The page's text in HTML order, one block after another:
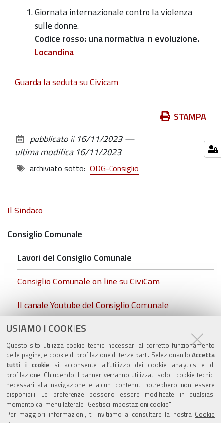
USIAMO I COOKIES
Questo sito utilizza cookie tecnici necessari al corretto funzionamento
delle pagine, e cookie di profilazione di terze parti. Selezionando Accetta
tutti i cookiesi acconsente all’utilizzo dei cookie analytics e di
profilazione. Chiudendo il banner verranno utilizzati solo i cookie tecnici
necessari alla navigazione e alcuni contenuti potrebbero non essere
disponibili. Le preferenze possono essere modificate in qualsiasi
momento dal menu laterale "Gestisci impostazioni cookie".
Per maggiori informazioni, ti invitiamo a consultare la nostra Cookie
Giornata internazionale contro la violenza
sulle donne.
Codice rosso: una normativa in evoluzione.
Locandina
Guarda la seduta su Civicam
documento
STAMPA
pubblicato il 16/11/2023—
ultima modifica 16/11/2023
archiviato sotto: ODG-Consiglio
Navigazione
Il Sindaco
Consiglio Comunale
Lavori del Consiglio Comunale
Consiglio Comunale on line su CiviCam
Il canale Youtube del Consiglio Comunale
cc.foto insediamento.rgb.jpg
Commissioni Consiliari
Valuta questo sito